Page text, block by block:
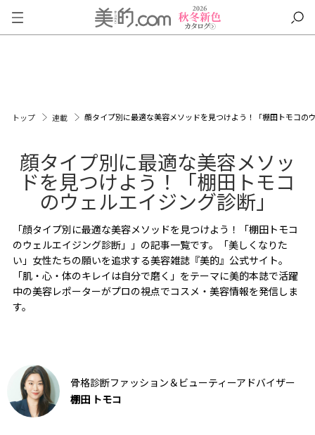
トップ 連載 顔タイプ別に最適な美容メソッドを見つけよう！「棚田トモコの
顔タイプ別に最適な美容メソッ
ドを見つけよう！「棚田トモコ
のウェルエイジング診断」
「顔タイプ別に最適な美容メソッドを見つけよう！「棚田トモコ
のウェルエイジング診断」」の記事一覧です。「美しくなりた
い」女性たちの願いを追求する美容雑誌『美的』公式サイト。
「肌・心・体のキレイは自分で磨く」をテーマに美的本誌で活躍
中の美容レポーターがプロの視点でコスメ・美容情報を発信しま
す。
骨格診断ファッション＆ビューティーアドバイザー
棚田 トモコ